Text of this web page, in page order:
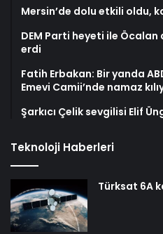
Mersin’de dolu etkili oldu,
DEM Parti heyeti ile
erdi
Fatih Erbakan: Bir yanda
Emevi Camii’nde namaz
Şarkıcı Çelik sevgilisi Elif
Teknoloji Haberleri
Türksat 6A